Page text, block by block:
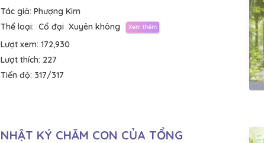
Tác giả: Phượng Kim
Thể loại: Cổ đại Xuyên không
Lượt xem: 172,930
Lượt thích: 227
Tiến độ: 317/317
NHẬT KÝ CHĂM CON CỦA TỔNG